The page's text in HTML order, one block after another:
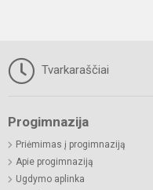
Tvarkaraščiai
Progimnazija
Priėmimas į progimnaziją
Apie progimnaziją
Ugdymo aplinka